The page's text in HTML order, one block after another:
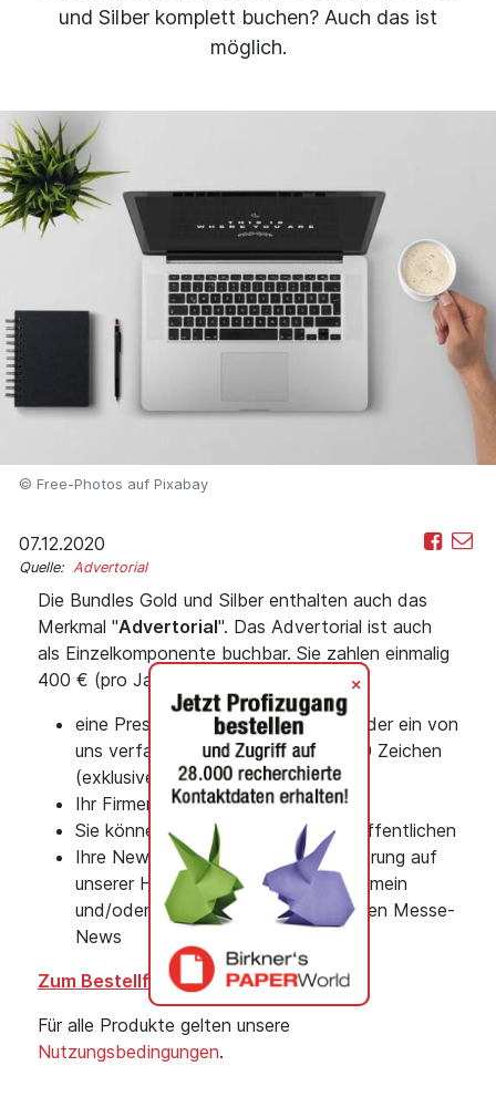
+
und Silber komplett buchen? Auch das ist
möglich.
© Free-Photos auf Pixabay
07.12.2020
Quelle: Advertorial
Die Bundles Gold und Silber enthalten auch das
Merkmal "Advertorial". Das Advertorial ist auch
als Einzelkomponente buchbar. Sie zahlen einmalig
400 € (pro Jahr) und erhalten dafür:
eine Pressemitteilung des Kunden oder ein von
uns verfasster Text mit bis zu 1.000 Zeichen
(exklusive Leerzeichen)
Ihr Firmenlogo wird abgebildet
Sie können 1-3 Bilder pro Text veröffentlichen
Ihre News erhalten eine Top-Platzierung auf
unserer Homepage unter News allgemein
und/oder bei den Job-News oder den Messe-
News
Zum Bestellformular
Für alle Produkte gelten unsere
Nutzungsbedingungen.